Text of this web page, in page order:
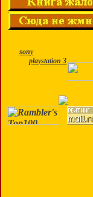
sony
playstation 3